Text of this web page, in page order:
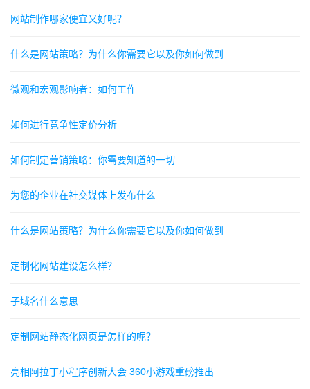
网站制作哪家便宜又好呢？
什么是网站策略？为什么你需要它以及你如何做到
微观和宏观影响者：如何工作
如何进行竞争性定价分析
如何制定营销策略：你需要知道的一切
为您的企业在社交媒体上发布什么
什么是网站策略？为什么你需要它以及你如何做到
定制化网站建设怎么样？
子域名什么意思
定制网站静态化网页是怎样的呢？
亮相阿拉丁小程序创新大会 360小游戏重磅推出